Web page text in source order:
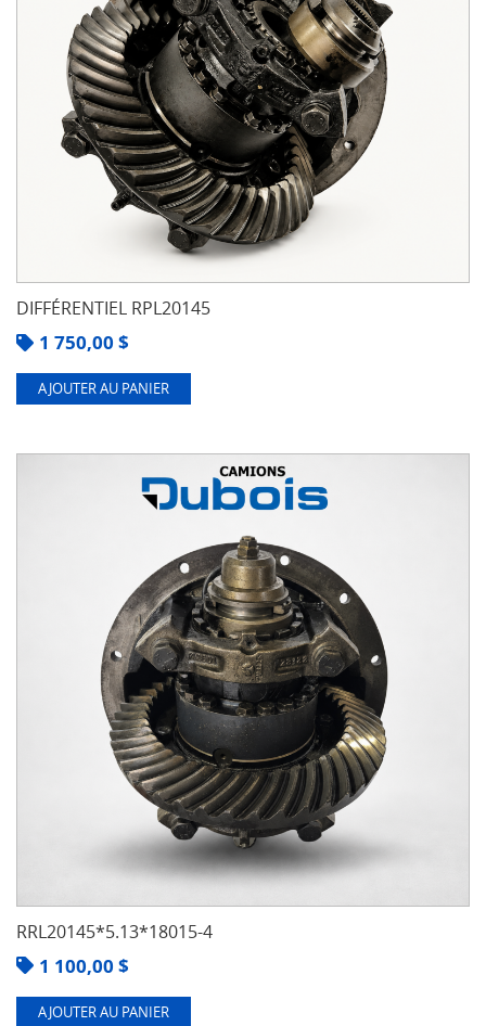
DIFFÉRENTIEL RPL20145
1 750,00 $
AJOUTER AU PANIER
RRL20145*5.13*18015-4
1 100,00 $
AJOUTER AU PANIER